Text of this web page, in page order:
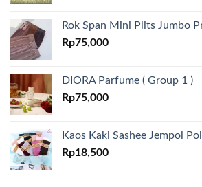
Rok Span Mini Plits Jumbo
Rp75,000
DIORA Parfume ( Group 1 )
Rp75,000
Kaos Kaki Sashee Jempol
Rp18,500